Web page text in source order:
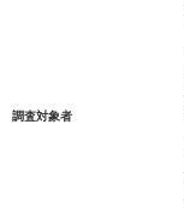
調査対象者